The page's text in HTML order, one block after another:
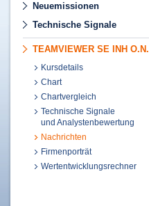
Neuemissionen
Technische Signale
TEAMVIEWER SE INH O.N.
Kursdetails
Chart
Chartvergleich
Technische Signale
und Analystenbewertung
Nachrichten
Firmenporträt
Wertentwicklungsrechner